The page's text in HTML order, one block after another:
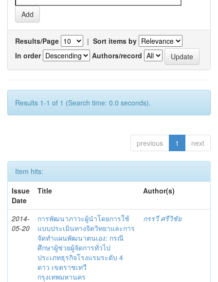
Results/Page | Sort items by
In order
Authors/record
Results 1-1 of 1 (Search time: 0.0 seconds).
previous 1 next
Item hits:
Issue
Date
Title Author(s)
2014-
05-20
การพัฒนาภาวะผู้นำโดยการใช้
แบบประเมินทางจิตวิทยาและการ
จัดทำแผนพัฒนาตนเอง: กรณี
ศึกษาผู้ช่วยผู้จัดการทั่วไป
ประเภทธุรกิจโรงแรมระดับ 4
ดาว เขตราชเทวี
กรุงเทพมหานคร
กรรวี ศรีวิชัย